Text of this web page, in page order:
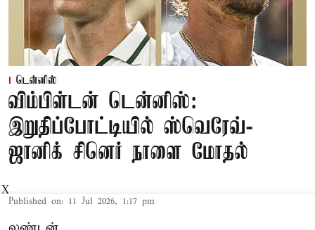
டென்னிஸ்
விம்பிள்டன் டென்னிஸ்:
இறுதிப்போட்டியில் ஸ்வெரேவ்-
ஜானிக் சினெர் நாளை மோதல்
Published on: 11 Jul 2026, 1:17 pm
X